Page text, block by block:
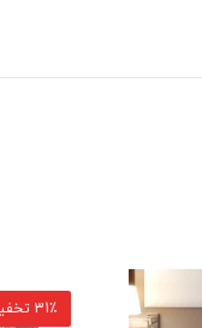
31٪ تخفیف